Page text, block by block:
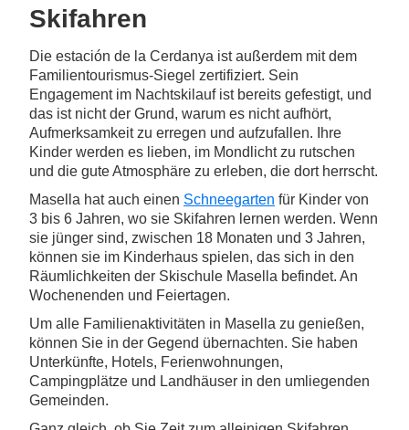
Skifahren
Die estación de la Cerdanya ist außerdem mit dem
Familientourismus-Siegel zertifiziert. Sein
Engagement im Nachtskilauf ist bereits gefestigt, und
das ist nicht der Grund, warum es nicht aufhört,
Aufmerksamkeit zu erregen und aufzufallen. Ihre
Kinder werden es lieben, im Mondlicht zu rutschen
und die gute Atmosphäre zu erleben, die dort herrscht.
Masella hat auch einen Schneegarten für Kinder von
3 bis 6 Jahren, wo sie Skifahren lernen werden. Wenn
sie jünger sind, zwischen 18 Monaten und 3 Jahren,
können sie im Kinderhaus spielen, das sich in den
Räumlichkeiten der Skischule Masella befindet. An
Wochenenden und Feiertagen.
Um alle Familienaktivitäten in Masella zu genießen,
können Sie in der Gegend übernachten. Sie haben
Unterkünfte, Hotels, Ferienwohnungen,
Campingplätze und Landhäuser in den umliegenden
Gemeinden.